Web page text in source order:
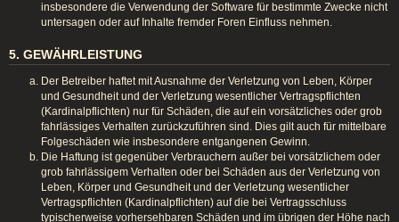
insbesondere die Verwendung der Software für bestimmte Zwecke nicht
untersagen oder auf Inhalte fremder Foren Einfluss nehmen.
5. GEWÄHRLEISTUNG
Der Betreiber haftet mit Ausnahme der Verletzung von Leben, Körper
und Gesundheit und der Verletzung wesentlicher Vertragspflichten
(Kardinalpflichten) nur für Schäden, die auf ein vorsätzliches oder grob
fahrlässiges Verhalten zurückzuführen sind. Dies gilt auch für mittelbare
Folgeschäden wie insbesondere entgangenen Gewinn.
Die Haftung ist gegenüber Verbrauchern außer bei vorsätzlichem oder
grob fahrlässigem Verhalten oder bei Schäden aus der Verletzung von
Leben, Körper und Gesundheit und der Verletzung wesentlicher
Vertragspflichten (Kardinalpflichten) auf die bei Vertragsschluss
typischerweise vorhersehbaren Schäden und im übrigen der Höhe nach